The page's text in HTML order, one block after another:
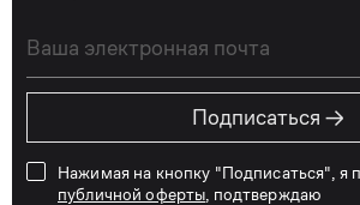
Подписаться →
Нажимая на кнопку "Подписаться", я
публичной оферты , подтверждаю